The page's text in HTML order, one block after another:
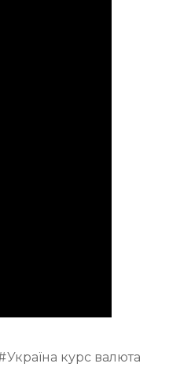
Україна курс валюта